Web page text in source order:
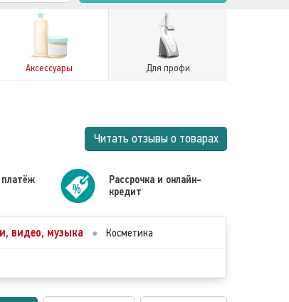
Аксессуары Для профи
Читать отзывы о товарах
Рассрочка и онлайн-
кредит
видео, музыка ● Косметика